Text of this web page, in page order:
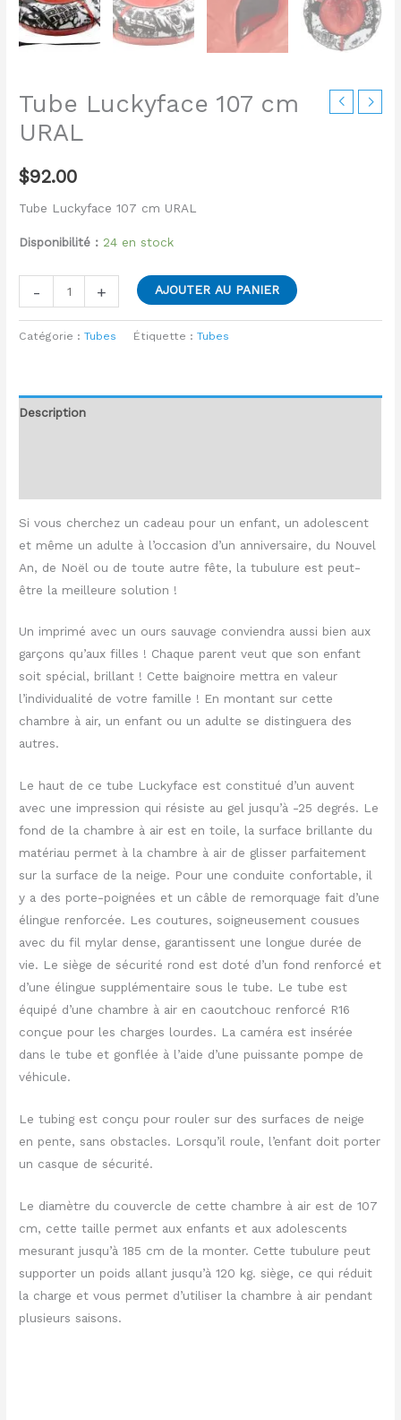
Tube Luckyface 107 cm
URAL
$92.00
Tube Luckyface 107 cm URAL
Disponibilité : 24 en stock
- + AJOUTER AU PANIER
Catégorie :Tubes Étiquette :Tubes
Description
Si vous cherchez un cadeau pour un enfant, un adolescent
et même un adulte à l’occasion d’un anniversaire, du Nouvel
An, de Noël ou de toute autre fête, la tubulure est peut-
être la meilleure solution !
Un imprimé avec un ours sauvage conviendra aussi bien aux
garçons qu’aux filles ! Chaque parent veut que son enfant
soit spécial, brillant ! Cette baignoire mettra en valeur
l’individualité de votre famille ! En montant sur cette
chambre à air, un enfant ou un adulte se distinguera des
autres.
Le haut de ce tube Luckyface est constitué d’un auvent
avec une impression qui résiste au gel jusqu’à -25 degrés. Le
fond de la chambre à air est en toile, la surface brillante du
matériau permet à la chambre à air de glisser parfaitement
sur la surface de la neige. Pour une conduite confortable, il
y a des porte-poignées et un câble de remorquage fait d’une
élingue renforcée. Les coutures, soigneusement cousues
avec du fil mylar dense, garantissent une longue durée de
vie. Le siège de sécurité rond est doté d’un fond renforcé et
d’une élingue supplémentaire sous le tube. Le tube est
équipé d’une chambre à air en caoutchouc renforcé R16
conçue pour les charges lourdes. La caméra est insérée
dans le tube et gonflée à l’aide d’une puissante pompe de
véhicule.
Le tubing est conçu pour rouler sur des surfaces de neige
en pente, sans obstacles. Lorsqu’il roule, l’enfant doit porter
un casque de sécurité.
Le diamètre du couvercle de cette chambre à air est de 107
cm, cette taille permet aux enfants et aux adolescents
mesurant jusqu’à 185 cm de la monter. Cette tubulure peut
supporter un poids allant jusqu’à 120 kg. siège, ce qui réduit
la charge et vous permet d’utiliser la chambre à air pendant
plusieurs saisons.